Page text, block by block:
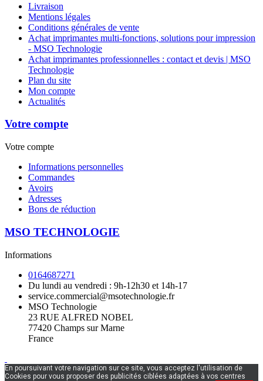
Livraison
Mentions légales
Conditions générales de vente
Achat imprimantes multi-fonctions, solutions pour impression
- MSO Technologie
Achat imprimantes professionnelles : contact et devis | MSO
Technologie
Plan du site
Mon compte
Actualités
Votre compte
Votre compte
Informations personnelles
Commandes
Avoirs
Adresses
Bons de réduction
MSO TECHNOLOGIE
Informations
0164687271
Du lundi au vendredi : 9h-12h30 et 14h-17
service.commercial@msotechnologie.fr
MSO Technologie
23 RUE ALFRED NOBEL
77420 Champs sur Marne
France
En poursuivant votre navigation sur ce site, vous acceptez l'utilisation de
Cookies pour vous proposer des publicités ciblées adaptées à vos centres